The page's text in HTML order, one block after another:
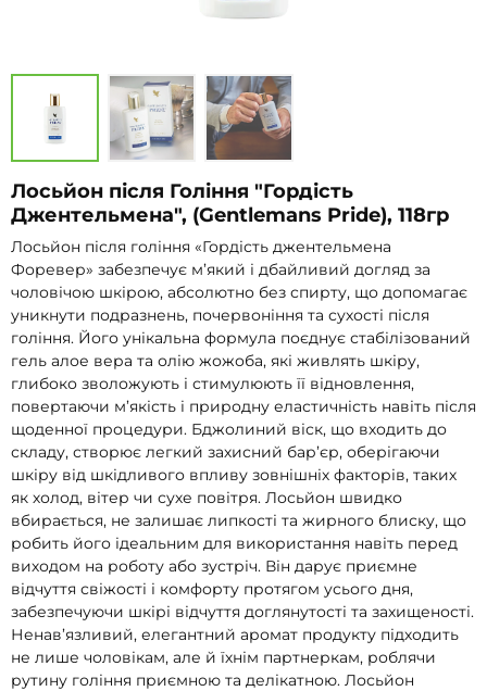
Лосьйон після Гоління "Гордість
Джентельмена", (Gentlemans Pride), 118гр
Лосьйон після гоління «Гордість джентельмена
Форевер» забезпечує м’який і дбайливий догляд за
чоловічою шкірою, абсолютно без спирту, що допомагає
уникнути подразнень, почервоніння та сухості після
гоління. Його унікальна формула поєднує стабілізований
гель алое вера та олію жожоба, які живлять шкіру,
глибоко зволожують і стимулюють її відновлення,
повертаючи м’якість і природну еластичність навіть після
щоденної процедури. Бджолиний віск, що входить до
складу, створює легкий захисний бар’єр, оберігаючи
шкіру від шкідливого впливу зовнішніх факторів, таких
як холод, вітер чи сухе повітря. Лосьйон швидко
вбирається, не залишає липкості та жирного блиску, що
робить його ідеальним для використання навіть перед
виходом на роботу або зустріч. Він дарує приємне
відчуття свіжості і комфорту протягом усього дня,
забезпечуючи шкірі відчуття доглянутості та захищеності.
Ненав’язливий, елегантний аромат продукту підходить
не лише чоловікам, але й їхнім партнеркам, роблячи
рутину гоління приємною та делікатною. Лосьйон